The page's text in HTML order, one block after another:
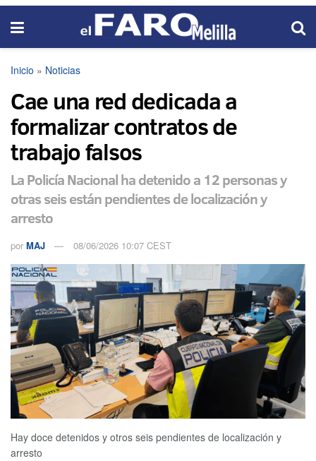
Inicio » Noticias
Cae una red dedicada a
formalizar contratos de
trabajo falsos
La Policía Nacional ha detenido a 12 personas y
otras seis están pendientes de localización y
arresto
por MAJ 08/06/2026 10:07 CEST
Hay doce detenidos y otros seis pendientes de localización y
arresto